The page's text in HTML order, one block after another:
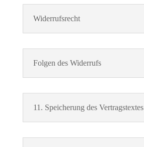
Widerrufsrecht
Folgen des Widerrufs
11. Speicherung des Vertragstextes